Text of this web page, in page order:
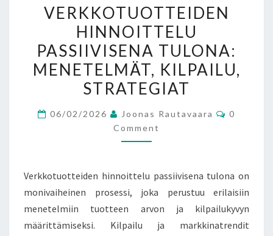
HINNOITTELU
PASSIIVISENA
TULONA:
MENETELMÄT,
KILPAILU,
STRATEGIAT
VERKKOTUOTTEIDEN
HINNOITTELU
PASSIIVISENA TULONA:
MENETELMÄT, KILPAILU,
STRATEGIAT
06/02/2026 Joonas Rautavaara
0
Comment
Verkkotuotteiden hinnoittelu passiivisena tulona on
monivaiheinen prosessi, joka perustuu erilaisiin
menetelmiin tuotteen arvon ja kilpailukyvyn
määrittämiseksi. Kilpailu ja markkinatrendit